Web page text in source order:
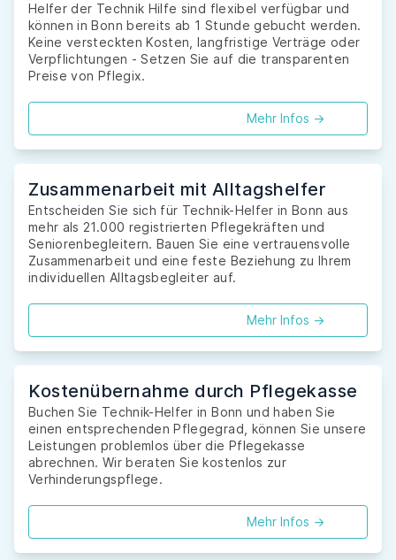
Helfer der Technik Hilfe sind flexibel verfügbar und
können in Bonn bereits ab 1 Stunde gebucht werden.
Keine versteckten Kosten, langfristige Verträge oder
Verpflichtungen - Setzen Sie auf die transparenten
Preise von Pflegix.
Mehr Infos ->
Zusammenarbeit mit Alltagshelfer
Entscheiden Sie sich für Technik-Helfer in Bonn aus
mehr als 21.000 registrierten Pflegekräften und
Seniorenbegleitern. Bauen Sie eine vertrauensvolle
Zusammenarbeit und eine feste Beziehung zu Ihrem
individuellen Alltagsbegleiter auf.
Mehr Infos ->
Kostenübernahme durch Pflegekasse
Buchen Sie Technik-Helfer in Bonn und haben Sie
einen entsprechenden Pflegegrad, können Sie unsere
Leistungen problemlos über die Pflegekasse
abrechnen. Wir beraten Sie kostenlos zur
Verhinderungspflege.
Mehr Infos ->